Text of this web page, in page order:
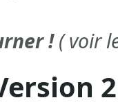
!( voir